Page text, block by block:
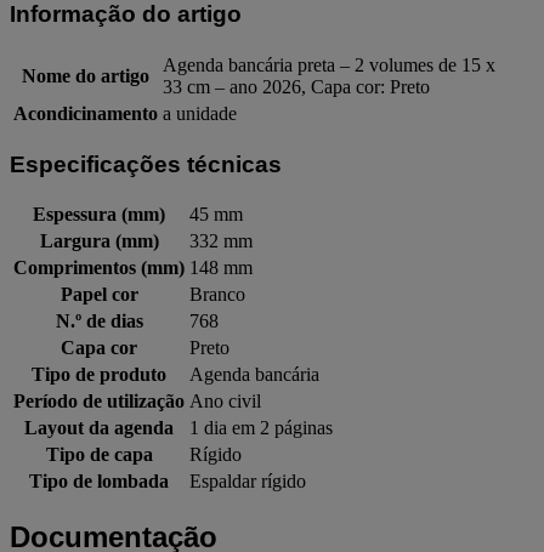
Informação do artigo
Nome do artigo
Agenda bancária preta – 2 volumes de 15 x
33 cm – ano 2026, Capa cor: Preto
Acondicinamento a unidade
Especificações técnicas
Espessura (mm)
45 mm
Largura (mm)
332 mm
Comprimentos (mm) 148 mm
Papel cor
Branco
N.º de dias
768
Capa cor
Preto
Tipo de produto
Agenda bancária
Período de utilização Ano civil
Layout da agenda
1 dia em 2 páginas
Tipo de capa
Rígido
Tipo de lombada
Espaldar rígido
Documentação